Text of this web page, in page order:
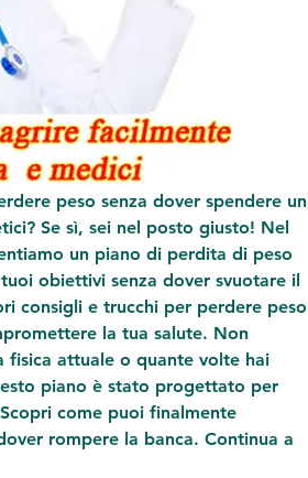
peso senza dover spendere un
Se sì, sei nel posto giusto! Nel
un piano di perdita di peso
obiettivi senza dover svuotare il
consigli e trucchi per perdere peso
la tua salute. Non
attuale o quante volte hai
piano è stato progettato per
come puoi finalmente
rompere la banca. Continua a